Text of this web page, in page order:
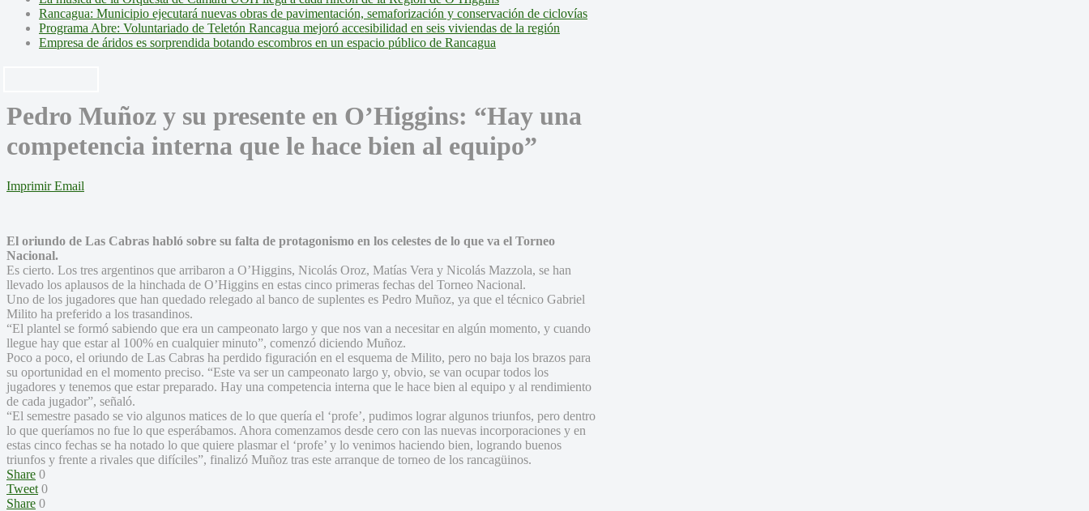
Rancagua: Municipio ejecutará nuevas obras de pavimentación, semaforización y conservación de ciclovías
Programa Abre: Voluntariado de Teletón Rancagua mejoró accesibilidad en seis viviendas de la región
Empresa de áridos es sorprendida botando escombros en un espacio público de Rancagua
Pedro Muñoz y su presente en O’Higgins: “Hay una
competencia interna que le hace bien al equipo”
Imprimir Email
El oriundo de Las Cabras habló sobre su falta de protagonismo en los celestes de lo que va el Torneo
Nacional.
Es cierto. Los tres argentinos que arribaron a O’Higgins, Nicolás Oroz, Matías Vera y Nicolás Mazzola, se han
llevado los aplausos de la hinchada de O’Higgins en estas cinco primeras fechas del Torneo Nacional.
Uno de los jugadores que han quedado relegado al banco de suplentes es Pedro Muñoz, ya que el técnico Gabriel
Milito ha preferido a los trasandinos.
“El plantel se formó sabiendo que era un campeonato largo y que nos van a necesitar en algún momento, y cuando
llegue hay que estar al 100% en cualquier minuto”, comenzó diciendo Muñoz.
Poco a poco, el oriundo de Las Cabras ha perdido figuración en el esquema de Milito, pero no baja los brazos para
su oportunidad en el momento preciso. “Este va ser un campeonato largo y, obvio, se van ocupar todos los
jugadores y tenemos que estar preparado. Hay una competencia interna que le hace bien al equipo y al rendimiento
de cada jugador”, señaló.
“El semestre pasado se vio algunos matices de lo que quería el ‘profe’, pudimos lograr algunos triunfos, pero dentro
lo que queríamos no fue lo que esperábamos. Ahora comenzamos desde cero con las nuevas incorporaciones y en
estas cinco fechas se ha notado lo que quiere plasmar el ‘profe’ y lo venimos haciendo bien, logrando buenos
triunfos y frente a rivales que difíciles”, finalizó Muñoz tras este arranque de torneo de los rancagüinos.
Share 0
Tweet 0
Share 0